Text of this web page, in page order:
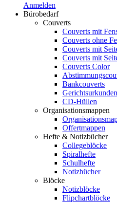
Anmelden
Bürobedarf
Couverts
Couverts mit
Couverts ohne
Couverts mit
Couverts mit
Couverts Color
Bankcouverts
CD-Hüllen
Organisationsmappen
Offertmappen
Hefte & Notizbücher
Collegeblöcke
Spiralhefte
Schulhefte
Notizbücher
Blöcke
Notizblöcke
Flipchartblöcke